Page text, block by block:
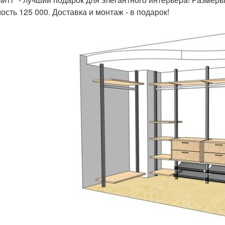
125 000. Доставка и монтаж - в подарок!